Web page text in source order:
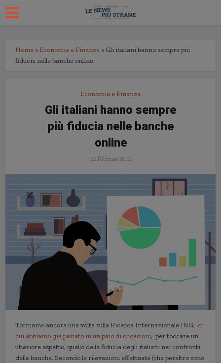
Home » Economia e Finanza » Gli italiani hanno sempre più
fiducia nelle banche online
Economia e Finanza
Gli italiani hanno sempre
più fiducia nelle banche
online
22 Febbraio 2012
Torniamo ancora una volta sulla Ricerca Internazionale ING, di
cui abbiamo già parlato in un paio di occasioni, per toccare un
ulteriore aspetto, quello della fiducia degli italiani nei confronti
delle banche. Secondo le rilevazioni effettuate (che peraltro sono